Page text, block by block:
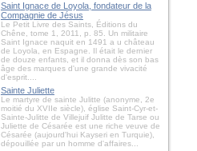
Saint Ignace de Loyola, fondateur de la
Compagnie de Jésus
Le Petit Livre des Saints, Éditions du
Chêne, tome 1, 2011, p. 85. Un militaire
Saint Ignace naquit en 1491 a u château
de Loyola, en Espagne. Il était le dernier
de douze enfants, et il donna dès son bas
âge des marques d'une grande vivacité
d'esprit....
Sainte Juliette
Le martyre de sainte Julitte (anonyme, 2e
moitié du XVIIe siècle), église Saint-Cyr-et-
Sainte-Julitte de Villejuif Julitte de Tarse ou
Juliette de Césarée est une riche veuve de
Césarée (aujourd'hui Kayseri en Turquie),
dépouillée par un homme d'affaires...